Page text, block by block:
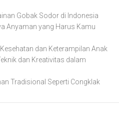
Gobak Sodor di Indonesia
Anyaman yang Harus Kamu
dan Keterampilan Anak
dan Kreativitas dalam
Tradisional Seperti Congklak